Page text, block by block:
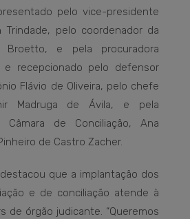
pelo vice-presidente
Trindade, pelo coordenador da
Broetto, e pela procuradora
e recepcionado pelo defensor
Flávio de Oliveira, pelo chefe
Madruga de Ávila, e pela
Câmara de Conciliação, Ana
de Castro Zacher.
que a implantação dos
e de conciliação atende à
de órgão judicante. “Queremos